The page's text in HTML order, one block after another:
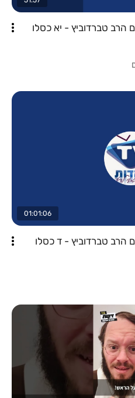
הרב טברדוביץ - יא כסלו
01:01:06
הרב טברדוביץ - ד כסלו